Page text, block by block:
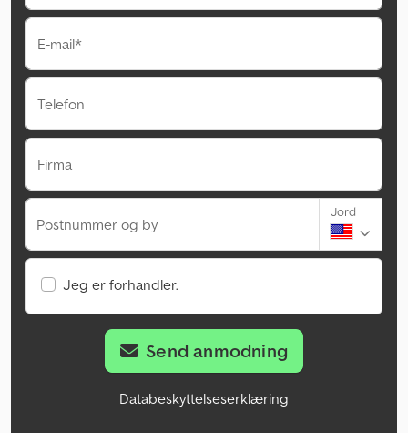
E-mail*
Telefon
Firma
Postnummer og by
Jord
Jeg er forhandler.
Send anmodning
Databeskyttelseserklæring